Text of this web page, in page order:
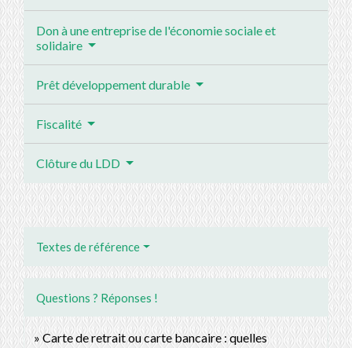
Don à une entreprise de l'économie sociale et
solidaire
Prêt développement durable
Fiscalité
Clôture du LDD
Textes de référence
Questions ? Réponses !
Carte de retrait ou carte bancaire : quelles